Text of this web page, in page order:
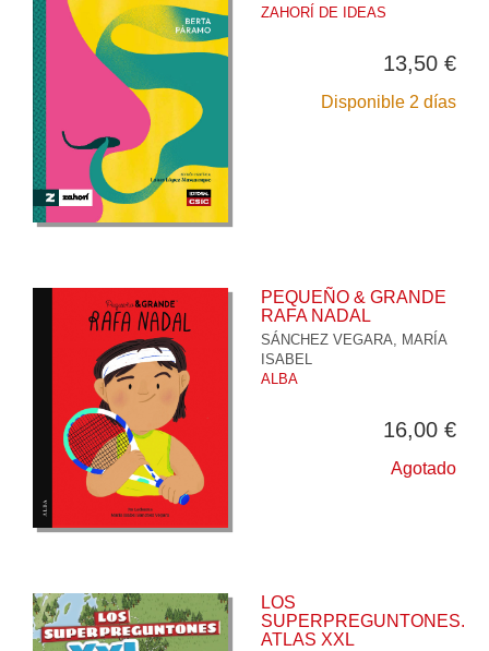
ZAHORÍ DE IDEAS
13,50 €
Disponible 2 días
PEQUEÑO & GRANDE
RAFA NADAL
SÁNCHEZ VEGARA, MARÍA
ISABEL
ALBA
16,00 €
Agotado
LOS
SUPERPREGUNTONES.
ATLAS XXL